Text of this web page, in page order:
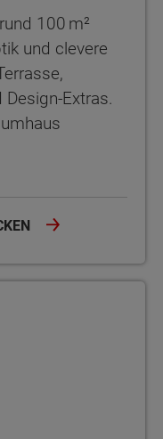
100 m²
und clevere
Extras.